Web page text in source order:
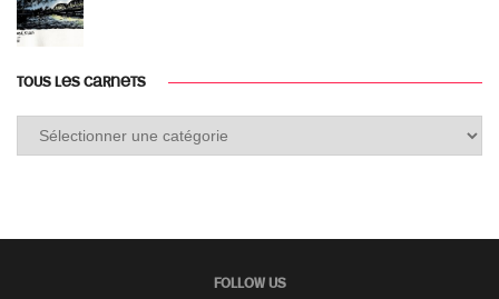
TOUS LES CARNETS
FOLLOW US